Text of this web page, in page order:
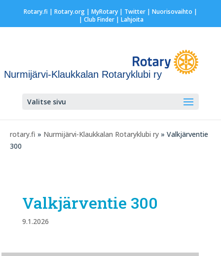
Rotary.fi | Rotary.org| MyRotary| Twitter| Nuorisovaihto |
| Club Finder| Lahjoita
Nurmijärvi-Klaukkalan Rotaryklubi ry
Valitse sivu
rotary.fi » Nurmijärvi-Klaukkalan Rotaryklubi ry » Valkjärventie
300
Valkjärventie 300
9.1.2026